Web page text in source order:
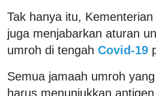
Tak hanya itu,
juga menjabarkan aturan
umroh di tengah Covid-19
Semua jamaah umroh
harus menunjukkan